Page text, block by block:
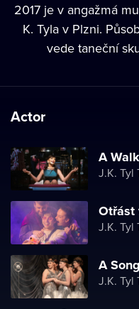
2017 je v angažmá
K. Tyla v Plzni.
vede taneční
Actor
A
J.K. Tyl
Otřást
J.K. Tyl
A
J.K. Tyl